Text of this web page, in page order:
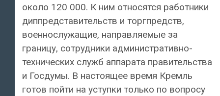
около 120 000. К ним относятся работники
диппредставительств и торгпредств,
военнослужащие, направляемые за
границу, сотрудники административно-
технических служб аппарата правительства
и Госдумы. В настоящее время Кремль
готов пойти на уступки только по вопросу